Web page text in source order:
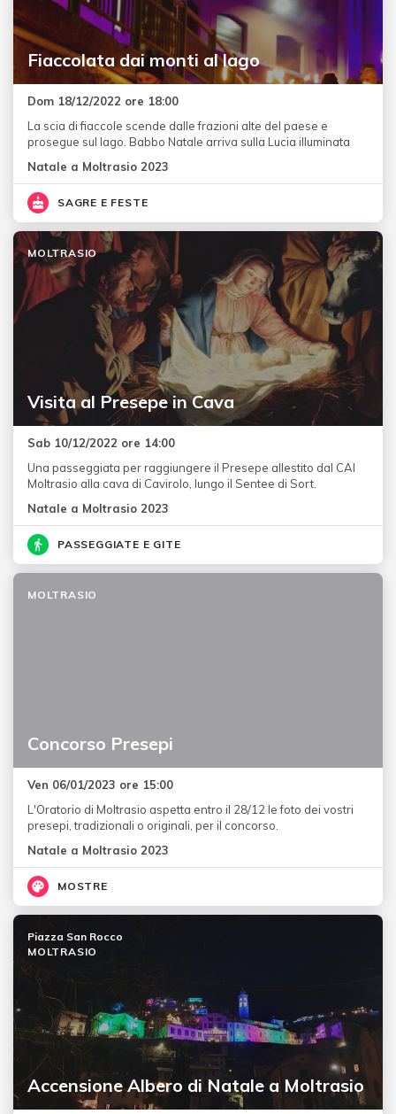
Fiaccolata dai monti al lago
Dom 18/12/2022 ore 18:00
La scia di fiaccole scende dalle frazioni alte del paese e
prosegue sul lago. Babbo Natale arriva sulla Lucia illuminata
Natale a Moltrasio 2023
SAGRE E FESTE
Visita al Presepe in Cava
MOLTRASIO
Sab 10/12/2022 ore 14:00
Una passeggiata per raggiungere il Presepe allestito dal CAI
Moltrasio alla cava di Cavirolo, lungo il Sentee di Sort.
Natale a Moltrasio 2023
PASSEGGIATE E GITE
Concorso Presepi
MOLTRASIO
Ven 06/01/2023 ore 15:00
L'Oratorio di Moltrasio aspetta entro il 28/12 le foto dei vostri
presepi, tradizionali o originali, per il concorso.
Natale a Moltrasio 2023
MOSTRE
Accensione Albero di Natale a Moltrasio
Piazza San Rocco
MOLTRASIO